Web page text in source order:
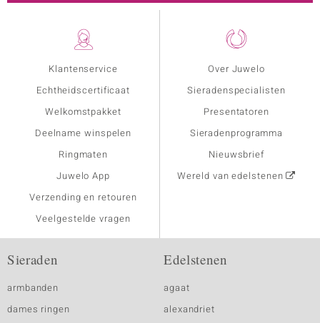
Klantenservice
Echtheidscertificaat
Welkomstpakket
Deelname winspelen
Ringmaten
Juwelo App
Verzending en retouren
Veelgestelde vragen
Over Juwelo
Sieradenspecialisten
Presentatoren
Sieradenprogramma
Nieuwsbrief
Wereld van edelstenen
Sieraden
armbanden
dames ringen
Edelstenen
agaat
alexandriet